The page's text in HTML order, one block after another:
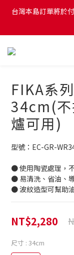
台灣本島訂單將於
FIKA系
34cm(不
爐可用)
型號：EC-GR-
● 使用陶瓷處理，
● 易清洗、省油、
● 波紋造型可幫助
NT$2,280
尺寸 : 34cm